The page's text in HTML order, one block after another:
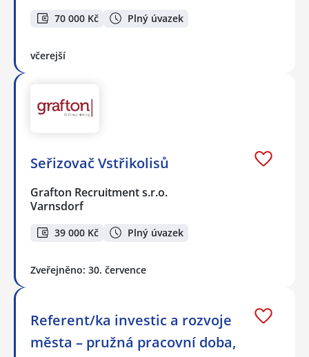
70 000 Kč Plný úvazek
včerejší
Seřizovač Vstřikolisů
Grafton Recruitment s.r.o.
Varnsdorf
39 000 Kč Plný úvazek
Zveřejněno: 30. července
Referent/ka investic a rozvoje
města – pružná pracovní doba,